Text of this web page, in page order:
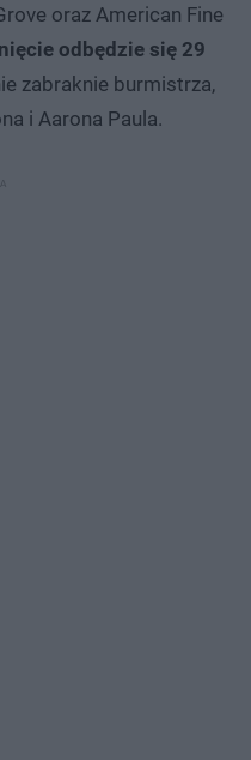
oraz American Fine
odbędzie się 29
zabraknie burmistrza,
i Aarona Paula.